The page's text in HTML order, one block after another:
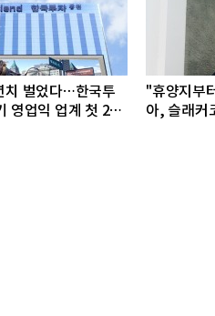
치 벌었다…한국투
영업익 업계 첫 2조
"휴양지부
아, 슬래커